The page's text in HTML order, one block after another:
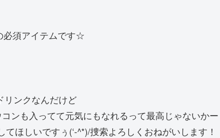
必須アイテムです☆
リンクなんだけど
ンも入ってて元気にもなれるって最高じゃないかー
ほしいですぅ(‘-^*)/捜索よろしくおねがいします！